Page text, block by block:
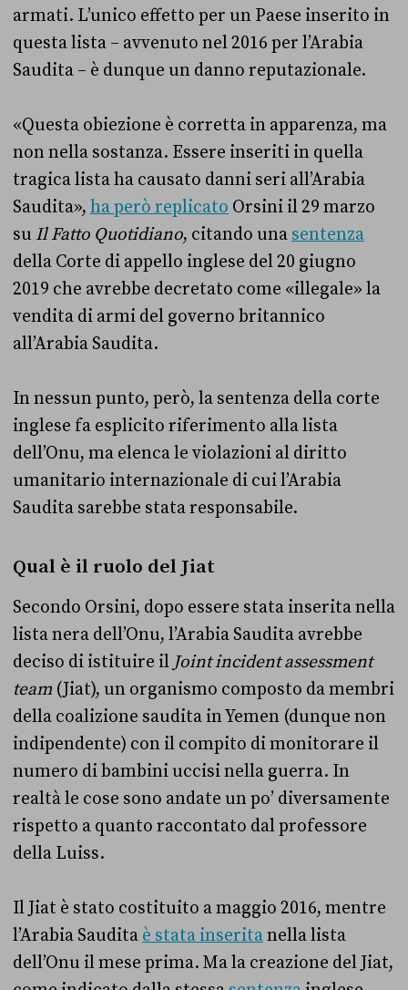
armati. L’unico effetto per un Paese inserito in
questa lista – avvenuto nel 2016 per l’Arabia
Saudita – è dunque un danno reputazionale.
«Questa obiezione è corretta in apparenza, ma
non nella sostanza. Essere inseriti in quella
tragica lista ha causato danni seri all’Arabia
Saudita», ha però replicato Orsini il 29 marzo
su Il Fatto Quotidiano, citando una sentenza
della Corte di appello inglese del 20 giugno
2019 che avrebbe decretato come «illegale» la
vendita di armi del governo britannico
all’Arabia Saudita.
In nessun punto, però, la sentenza della corte
inglese fa esplicito riferimento alla lista
dell’Onu, ma elenca le violazioni al diritto
umanitario internazionale di cui l’Arabia
Saudita sarebbe stata responsabile.
Qual è il ruolo del Jiat
Secondo Orsini, dopo essere stata inserita nella
lista nera dell’Onu, l’Arabia Saudita avrebbe
deciso di istituire il Joint incident assessment
team (Jiat), un organismo composto da membri
della coalizione saudita in Yemen (dunque non
indipendente) con il compito di monitorare il
numero di bambini uccisi nella guerra. In
realtà le cose sono andate un po’ diversamente
rispetto a quanto raccontato dal professore
della Luiss.
Il Jiat è stato costituito a maggio 2016, mentre
l’Arabia Saudita è stata inseritanella lista
dell’Onu il mese prima. Ma la creazione del Jiat,